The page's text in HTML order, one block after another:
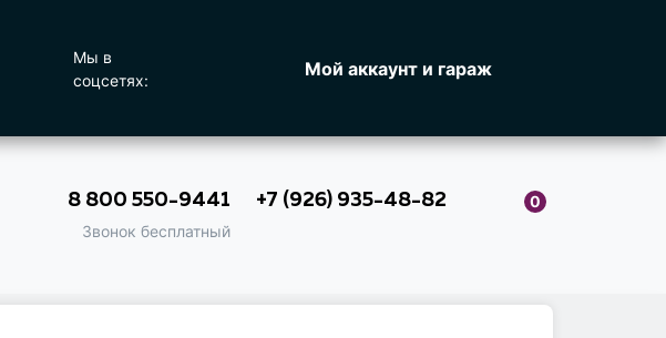
Мы в
соцсетях:
Мой аккаунт и гараж
8 800 550-9441
Звонок бесплатный
+7 (926) 935-48-82 0